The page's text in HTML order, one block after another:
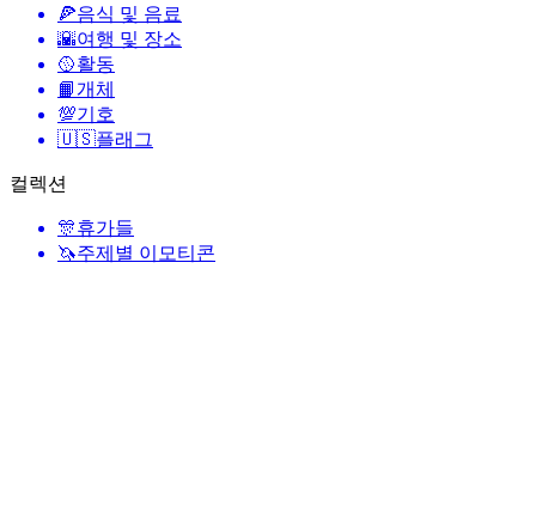
🍕음식 및 음료
🌇여행 및 장소
🥎활동
📙개체
💯기호
🇺🇸플래그
컬렉션
🎊휴가들
🦄주제별 이모티콘